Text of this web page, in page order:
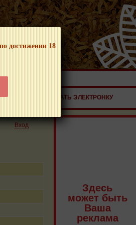
достижении 18
ПРОДУКЦИИ!
ЗАКАЗАТЬ ЭЛЕКТРОНКУ
Вход
Здесь
может быть
Ваша
реклама